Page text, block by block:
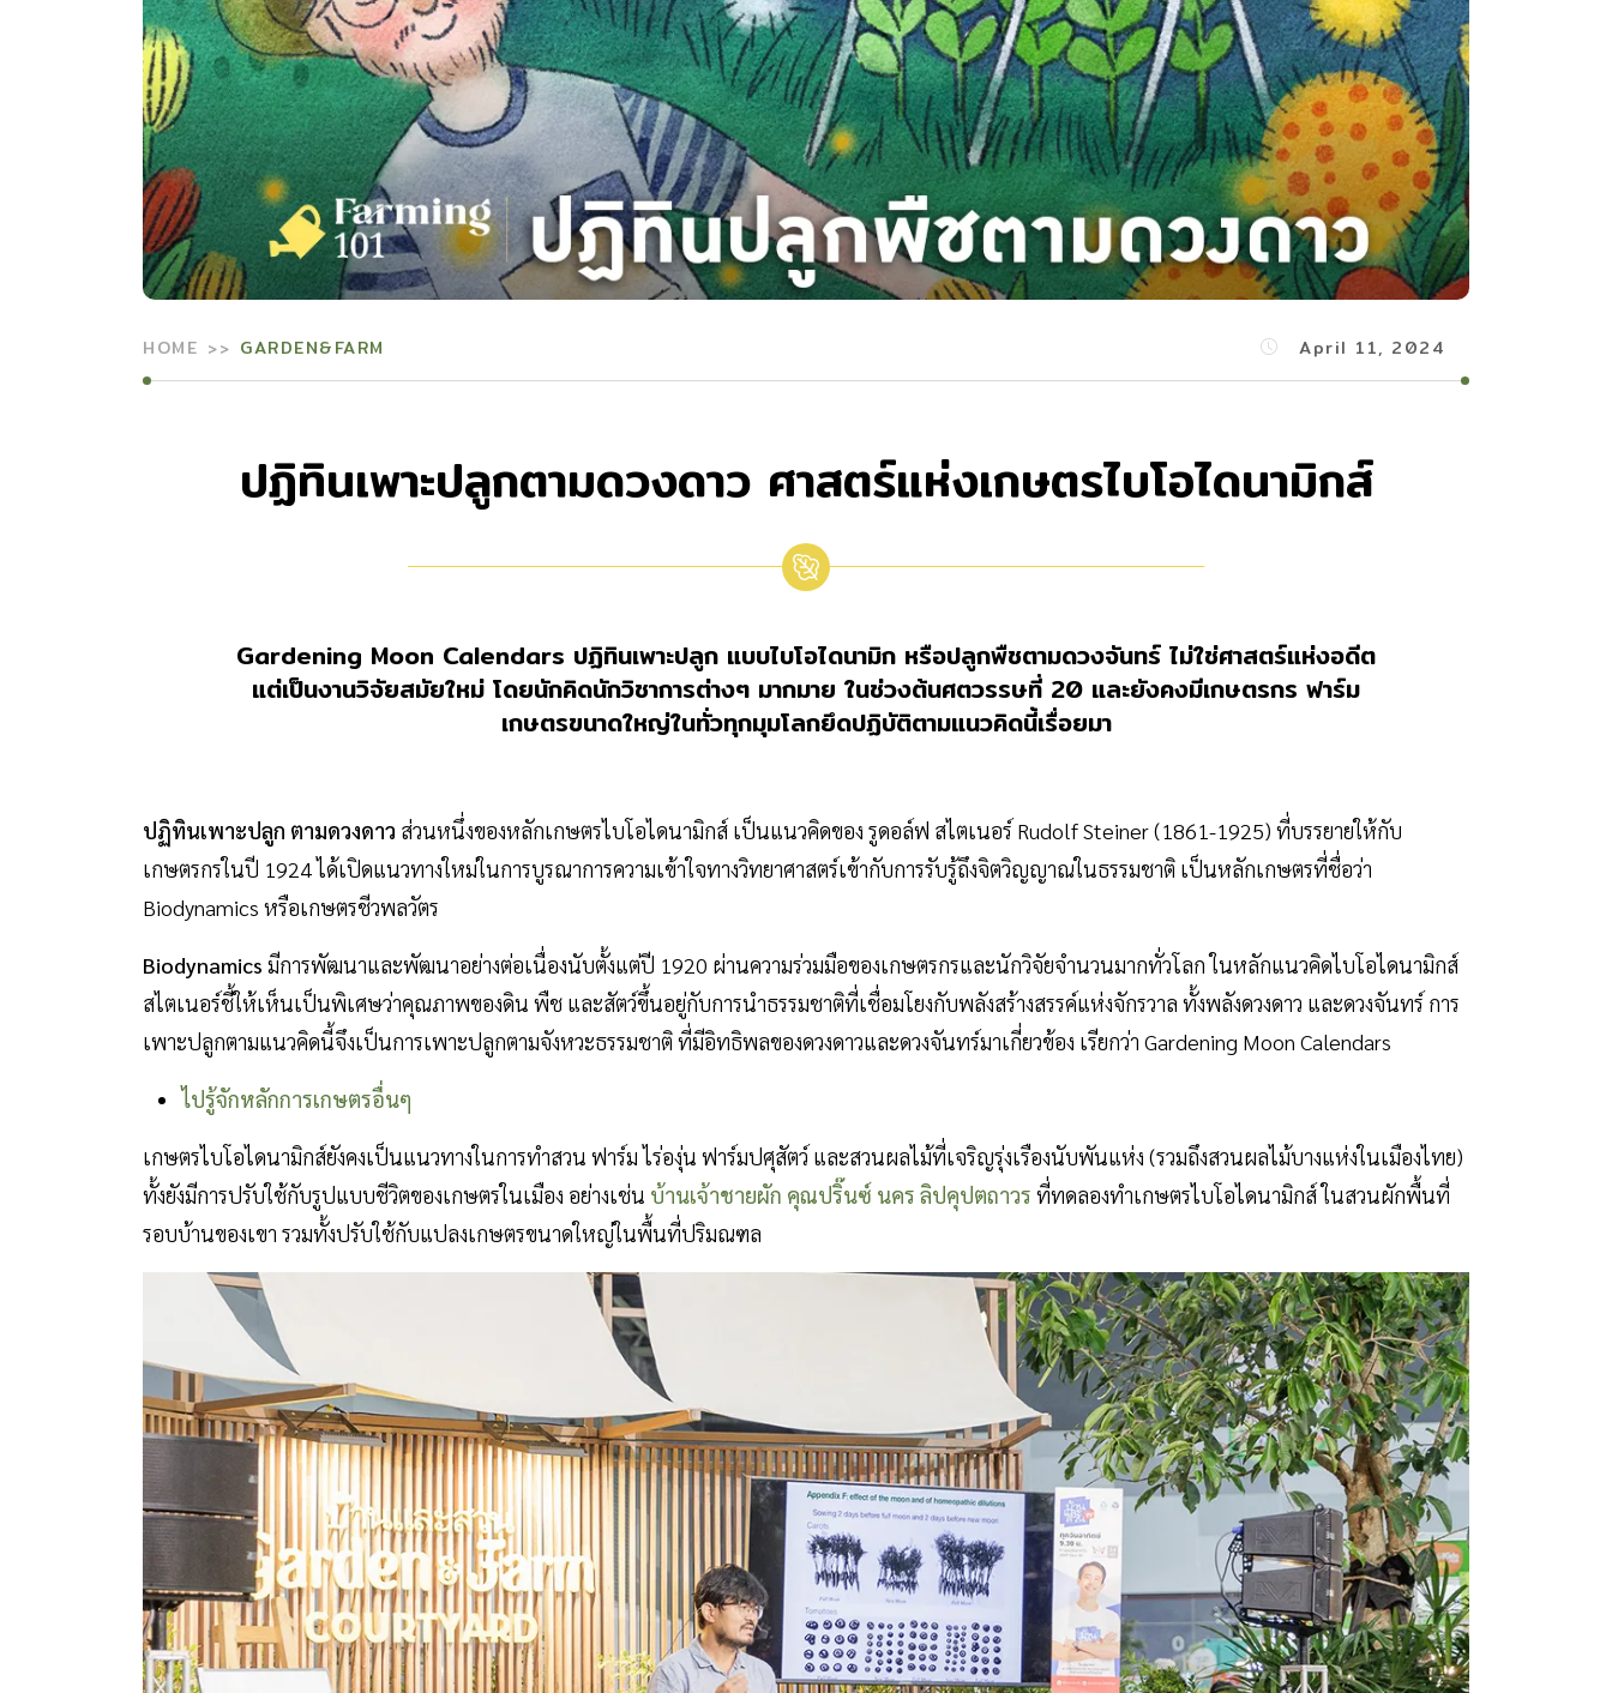
HOME GARDEN&FARM April 11, 2024
ปฏิทินเพาะปลูกตามดวงดาว ศาสตร์แห่งเกษตรไบโอไดนามิกส์
Gardening Moon Calendars ปฏิทินเพาะปลูก แบบไบโอไดนามิก หรือปลูกพืชตามดวงจันทร์ ไม่ใช่ศาสตร์แห่งอดีต
แต่เป็นงานวิจัยสมัยใหม่ โดยนักคิดนักวิชาการต่างๆ มากมาย ในช่วงต้นศตวรรษที่ 20 และยังคงมีเกษตรกร ฟาร์ม
เกษตรขนาดใหญ่ในทั่วทุกมุมโลกยึดปฏิบัติตามแนวคิดนี้เรื่อยมา
ปฏิทินเพาะปลูก ตามดวงดาว ส่วนหนึ่งของหลักเกษตรไบโอไดนามิกส์ เป็นแนวคิดของ รูดอล์ฟ สไตเนอร์ Rudolf Steiner (1861-1925) ที่บรรยายให้กับ
เกษตรกรในปี 1924 ได้เปิดแนวทางใหม่ในการบูรณาการความเข้าใจทางวิทยาศาสตร์เข้ากับการรับรู้ถึงจิตวิญญาณในธรรมชาติ เป็นหลักเกษตรที่ชื่อว่า
Biodynamics หรือเกษตรชีวพลวัตร
Biodynamics มีการพัฒนาและพัฒนาอย่างต่อเนื่องนับตั้งแต่ปี 1920 ผ่านความร่วมมือของเกษตรกรและนักวิจัยจำนวนมากทั่วโลก ในหลักแนวคิดไบโอไดนามิกส์
สไตเนอร์ชี้ให้เห็นเป็นพิเศษว่าคุณภาพของดิน พืช และสัตว์ขึ้นอยู่กับการนำธรรมชาติที่เชื่อมโยงกับพลังสร้างสรรค์แห่งจักรวาล ทั้งพลังดวงดาว และดวงจันทร์ การ
เพาะปลูกตามแนวคิดนี้จึงเป็นการเพาะปลูกตามจังหวะธรรมชาติ ที่มีอิทธิพลของดวงดาวและดวงจันทร์มาเกี่ยวข้อง เรียกว่า Gardening Moon Calendars
ไปรู้จักหลักการเกษตรอื่นๆ
เกษตรไบโอไดนามิกส์ยังคงเป็นแนวทางในการทำสวน ฟาร์ม ไร่องุ่น ฟาร์มปศุสัตว์ และสวนผลไม้ที่เจริญรุ่งเรืองนับพันแห่ง (รวมถึงสวนผลไม้บางแห่งในเมืองไทย)
ทั้งยังมีการปรับใช้กับรูปแบบชีวิตของเกษตรในเมือง อย่างเช่น บ้านเจ้าชายผัก คุณปริ๊นซ์ นคร ลิปคุปตถาวร ที่ทดลองทำเกษตรไบโอไดนามิกส์ ในสวนผักพื้นที่
รอบบ้านของเขา รวมทั้งปรับใช้กับแปลงเกษตรขนาดใหญ่ในพื้นที่ปริมณฑล